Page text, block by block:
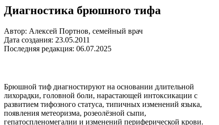
Диагностика брюшного тифа
Автор: Алексей Портнов, семейный врач
Дата создания: 23.05.2011
Последняя редакция: 06.07.2025
Брюшной тиф диагностируют на основании длительной
лихорадки, головной боли, нарастающей интоксикации с
развитием тифозного статуса, типичных изменений языка,
появления метеоризма, розеолёзной сыпи,
гепатоспленомегалии и изменений периферической крови.